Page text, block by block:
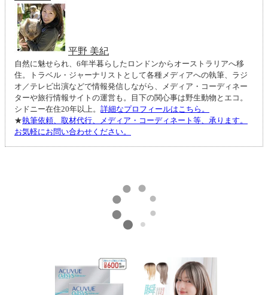
平野 美紀
自然に魅せられ、6年半暮らしたロンドンからオーストラリアへ移
住。トラベル・ジャーナリストとして各種メディアへの執筆、ラジ
オ／テレビ出演などで情報発信しながら、メディア・コーディネー
ターや旅行情報サイトの運営も。目下の関心事は野生動物とエコ。
シドニー在住20年以上。 詳細なプロフィールはこちら。
★執筆依頼、取材代行、メディア・コーディネート等、承ります。
お気軽にお問い合わせください。